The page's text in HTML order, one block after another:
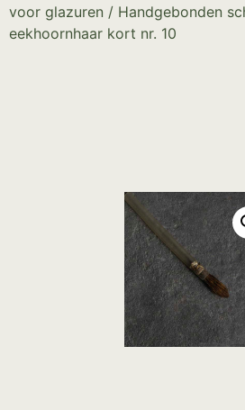
voor glazuren / Handgebonden
eekhoornhaar kort nr. 10